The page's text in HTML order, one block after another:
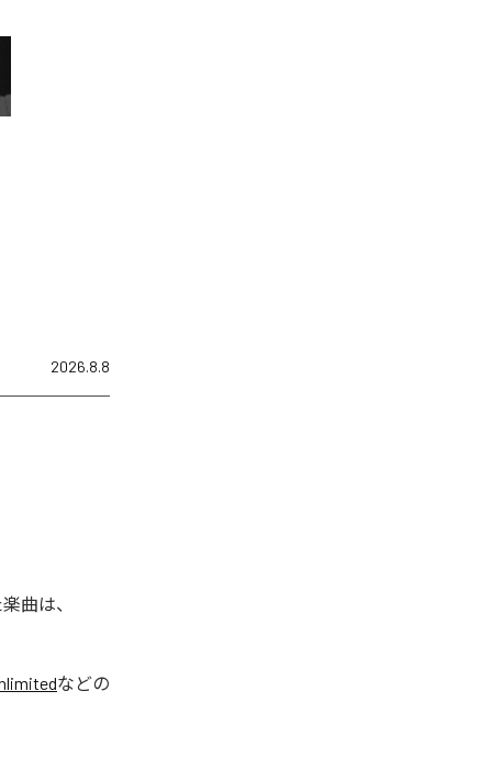
2026.8.8
曲は、
などの